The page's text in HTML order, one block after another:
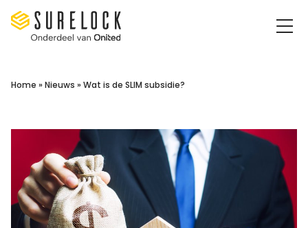
Surelock IT Security Services
Home » Nieuws » Wat is de SLIM subsidie?